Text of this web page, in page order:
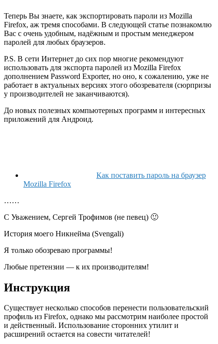
Теперь Вы знаете, как экспортировать пароли из Mozilla
Firefox, аж тремя способами. В следующей статье познакомлю
Вас с очень удобным, надёжным и простым менеджером
паролей для любых браузеров.
P.S. В сети Интернет до сих пор многие рекомендуют
использовать для экспорта паролей из Mozilla Firefox
дополнением Password Exporter, но оно, к сожалению, уже не
работает в актуальных версиях этого обозревателя (сюрпризы
у производителей не заканчиваются).
До новых полезных компьютерных программ и интересных
приложений для Андроид.
Как поставить пароль на браузер
Mozilla Firefox
……
С Уважением, Сергей Трофимов (не певец) 🙂
История моего Никнейма (Svengali)
Я только обозреваю программы!
Любые претензии — к их производителям!
Инструкция
Существует несколько способов перенести пользовательский
профиль из Firefox, однако мы рассмотрим наиболее простой
и действенный. Использование сторонних утилит и
расширений остается на совести читателей!